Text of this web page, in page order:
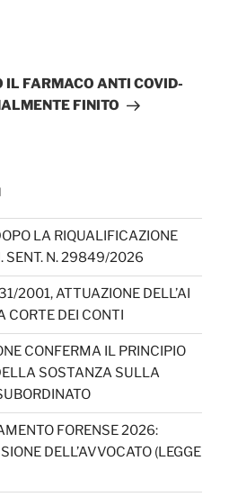
IL FARMACO ANTI COVID-
FINITO
LA RIQUALIFICAZIONE
SENT. N. 29849/2026
2001, ATTUAZIONE DELL’AI
CORTE DEI CONTI
CONFERMA IL PRINCIPIO
SOSTANZA SULLA
FORENSE 2026:
DELL’AVVOCATO (LEGGE